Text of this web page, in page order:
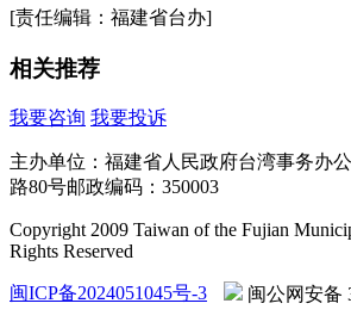
[责任编辑：福建省台办]
相关推荐
我要咨询 我要投诉
主办单位：福建省人民政府台湾事务办
路80号邮政编码：350003
Copyright 2009 Taiwan of the Fujian
Rights Reserved
闽ICP备2024051045号-3 闽公网安备